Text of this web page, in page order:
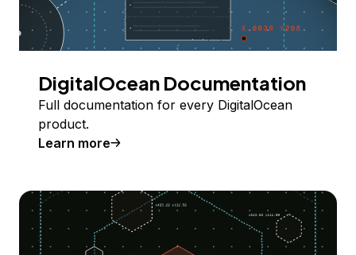
DigitalOcean Documentation
Full documentation for every DigitalOcean
product.
Learn more